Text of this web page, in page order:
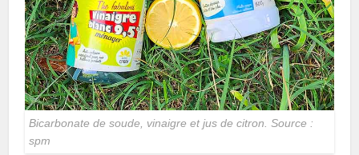
Bicarbonate de soude, vinaigre et jus de citron. Source :
spm